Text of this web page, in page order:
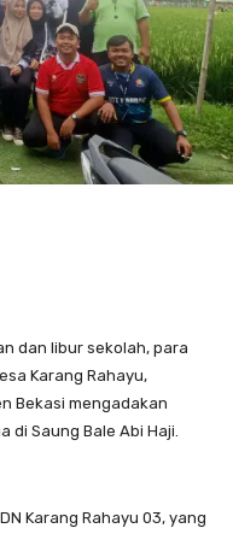
dan libur sekolah, para
Karang Rahayu,
Bekasi mengadakan
di Saung Bale Abi Haji.
Karang Rahayu 03, yang